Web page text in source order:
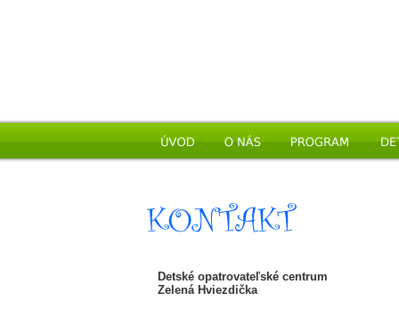
Detské opatrovateľské centrum
Zelená Hviezdička